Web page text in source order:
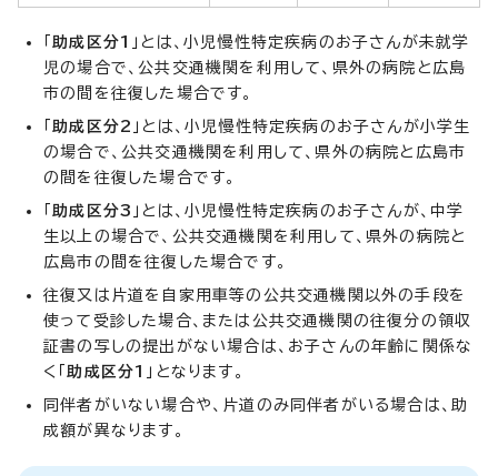
助成区分1
」とは、小児慢性特定疾病のお子さんが未就学
児の場合で、公共交通機関を利用して、県外の病院と広島
市の間を往復した場合です。
助成区分2 」とは、小児慢性特定疾病のお子さんが小学生
の場合で、公共交通機関を利用して、県外の病院と広島市
の間を往復した場合です。
助成区分3 」とは、小児慢性特定疾病のお子さんが、中学
生以上の場合で、公共交通機関を利用して、県外の病院と
広島市の間を往復した場合です。
往復又は片道を自家用車等の公共交通機関以外の手段を
使って受診した場合、または公共交通機関の往復分の領収
証書の写しの提出がない場合は、お子さんの年齢に関係な
く「
助成区分1 」となります。
同伴者がいない場合や、片道のみ同伴者がいる場合は、助
成額が異なります。